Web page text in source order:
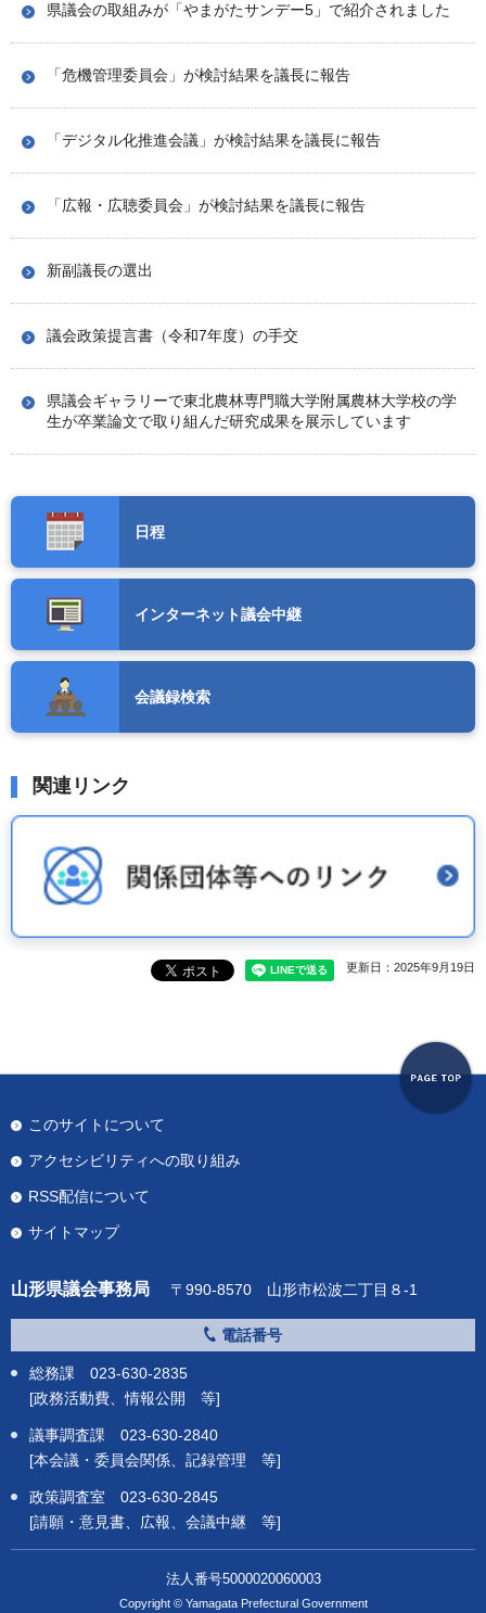
県議会の取組みが「やまがたサンデー5」で紹介されました
「危機管理委員会」が検討結果を議長に報告
「デジタル化推進会議」が検討結果を議長に報告
「広報・広聴委員会」が検討結果を議長に報告
新副議長の選出
議会政策提言書（令和7年度）の手交
県議会ギャラリーで東北農林専門職大学附属農林大学校の学
生が卒業論文で取り組んだ研究成果を展示しています
日程
インターネット議会中継
会議録検索
関連リンク
更新日：2025年9月19日
このサイトについて
アクセシビリティへの取り組み
RSS配信について
サイトマップ
山形県議会事務局 〒990-8570 山形市松波二丁目８-1
電話番号
総務課 023-630-2835
[政務活動費、情報公開 等]
議事調査課 023-630-2840
[本会議・委員会関係、記録管理 等]
政策調査室 023-630-2845
[請願・意見書、広報、会議中継 等]
法人番号5000020060003
Copyright © Yamagata Prefectural Government